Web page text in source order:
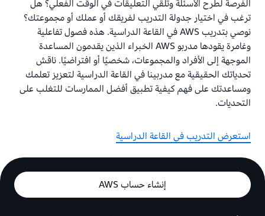
الفرصة لطرح الأسئلة وتلقي التعليقات في الوقت الفعلي؟ هل
ترغب في اختيار جدولة التدريب لفريقك أو عملك أو مجموعتك؟
نوصي بتدريب AWS في القاعة الدراسية. هذه فصول تفاعلية
وغامرة يقودها مدربو AWS الخبراء الذين يقدمون المساعدة
الموجهة إلى الأفراد والمجموعات، شخصيًا أو افتراضيًا. ناقش
تحدياتك الحقيقية مع مدربينا في القاعة الدراسية لتعزيز تعلمك
ومساعدتك على فهم كيفية تطبيق أفضل الممارسات للتغلب على
التحديات.
استعرض التدريب في القاعة الدراسية
إنشاء حساب AWS